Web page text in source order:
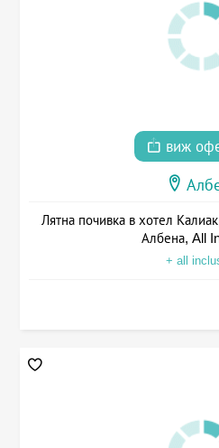
виж
Лятна почивка в хотел
Албена, All
+ all